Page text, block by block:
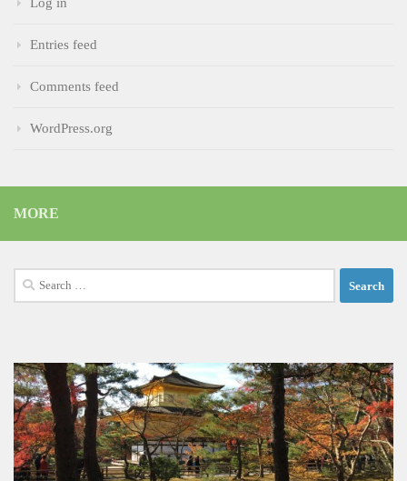
Log in
Entries feed
Comments feed
WordPress.org
MORE
Search
for: